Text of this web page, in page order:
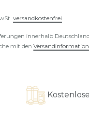
versandkostenfrei
innerhalb
mit den
Kostenloser Versand